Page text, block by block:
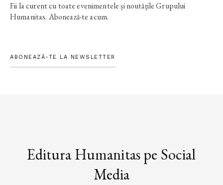
Fii la curent cu toate evenimentele și noutățile Grupului
Humanitas. Abonează-te acum.
ABONEAZĂ-TE LA NEWSLETTER
Editura Humanitas pe Social
Media